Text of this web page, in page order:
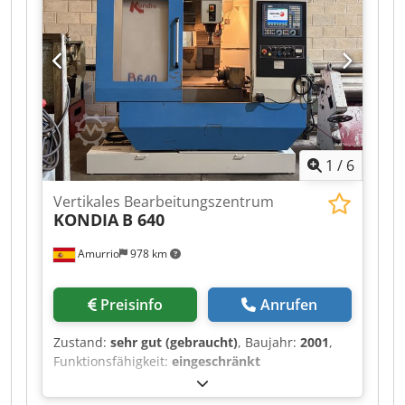
1 / 6
Amurrio 978 km
Vertikales Bearbeitungszentrum
KONDIA B 640
Preisinfo Anrufen
Zustand: sehr gut (gebraucht), Baujahr: 2001,
Funktionsfähigkeit: eingeschränkt
, Verfahrweg X-Achse:
Verfahrweg Y-Achse:400 mm, Verfahrweg Z-